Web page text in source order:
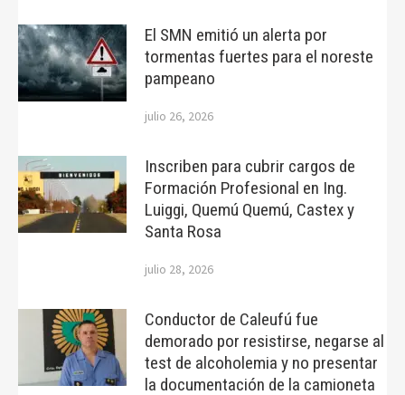
El SMN emitió un alerta por
tormentas fuertes para el noreste
pampeano
julio 26, 2026
Inscriben para cubrir cargos de
Formación Profesional en Ing.
Luiggi, Quemú Quemú, Castex y
Santa Rosa
julio 28, 2026
Conductor de Caleufú fue
demorado por resistirse, negarse al
test de alcoholemia y no presentar
la documentación de la camioneta